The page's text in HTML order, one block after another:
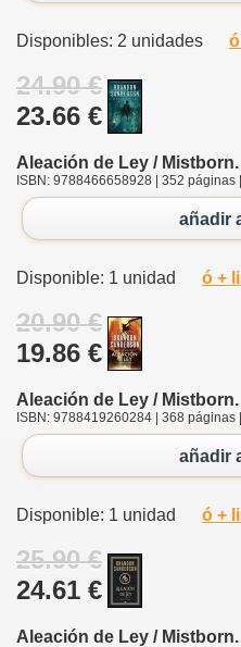
Disponibles: 2 unidades
24.90 €
23.66 €
Aleación de Ley /
ISBN: 9788466658928 | 352
añadir
Disponible: 1 unidad ó +
20.90 €
19.86 €
Aleación de Ley /
ISBN: 9788419260284 | 368
añadir
Disponible: 1 unidad ó +
25.90 €
24.61 €
Aleación de Ley /